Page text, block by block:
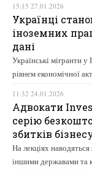
15:15 27.01.2026
Українці
іноземних
дані
Українські мігранти
рівнем економічної
11:32 24.01.2026
Адвокати
серію
збитків
На лекціях
іншими державами та